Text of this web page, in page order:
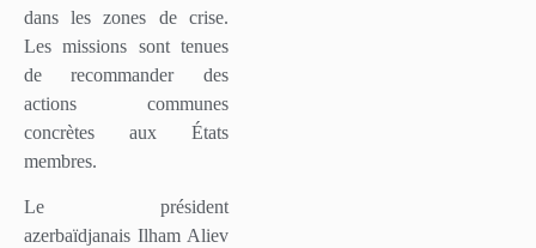
dans les zones de crise.
Les missions sont tenues
de recommander des
actions communes
concrètes aux États
membres.
Le président
azerbaïdjanais Ilham Aliev